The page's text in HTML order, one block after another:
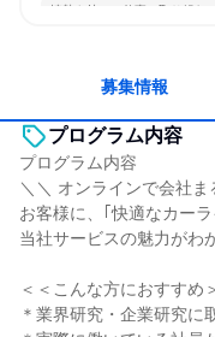
情熱を持って仕事に取り組む
募集情報
プログラム内容
プログラム内容
＼＼ オンラインで会社ま
お客様に、｢快適なカー
当社サービスの魅力がわ
＜＜こんな方におすすめ
＊業界研究・企業研究に